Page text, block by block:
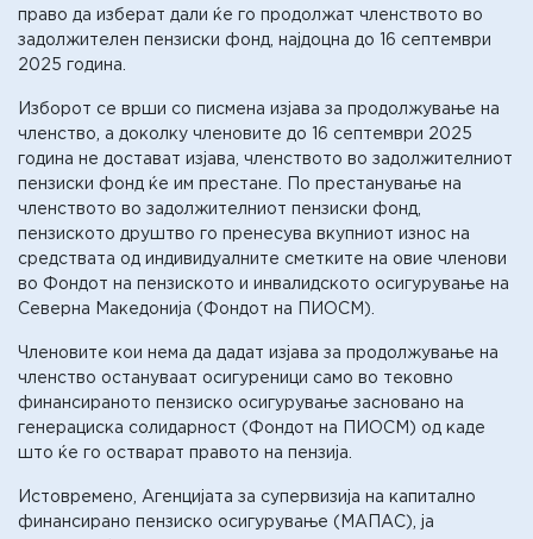
право да изберат дали ќе го продолжат членството во
задолжителен пензиски фонд, најдоцна до 16 септември
2025 година.
Изборот се врши со писмена изјава за продолжување на
членство, а доколку членовите до 16 септември 2025
година не достават изјава, членството во задолжителниот
пензиски фонд ќе им престане. По престанување на
членството во задолжителниот пензиски фонд,
пензиското друштво го пренесува вкупниот износ на
средствата од индивидуалните сметките на овие членови
во Фондот на пензиското и инвалидското осигурување на
Северна Македонија (Фондот на ПИОСМ).
Членовите кои нема да дадат изјава за продолжување на
членство остануваат осигуреници само во тековно
финансираното пензиско осигурување засновано на
генерациска солидарност (Фондот на ПИОСМ) од каде
што ќе го остварат правото на пензија.
Истовремено, Агенцијата за супервизија на капитално
финансирано пензиско осигурување (МАПАС), ја